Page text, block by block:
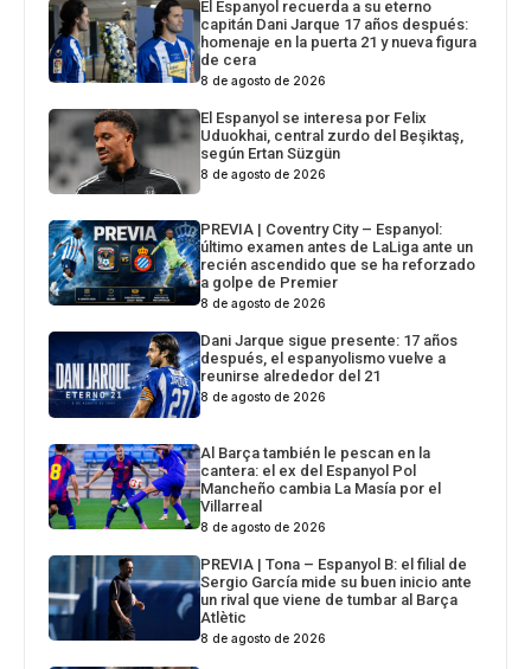
El Espanyol recuerda a su eterno
capitán Dani Jarque 17 años después:
homenaje en la puerta 21 y nueva figura
de cera
8 de agosto de 2026
El Espanyol se interesa por Felix
Uduokhai, central zurdo del Beşiktaş,
según Ertan Süzgün
8 de agosto de 2026
PREVIA | Coventry City – Espanyol:
último examen antes de LaLiga ante un
recién ascendido que se ha reforzado
a golpe de Premier
8 de agosto de 2026
Dani Jarque sigue presente: 17 años
después, el espanyolismo vuelve a
reunirse alrededor del 21
8 de agosto de 2026
Al Barça también le pescan en la
cantera: el ex del Espanyol Pol
Mancheño cambia La Masía por el
Villarreal
8 de agosto de 2026
PREVIA | Tona – Espanyol B: el filial de
Sergio García mide su buen inicio ante
un rival que viene de tumbar al Barça
Atlètic
8 de agosto de 2026